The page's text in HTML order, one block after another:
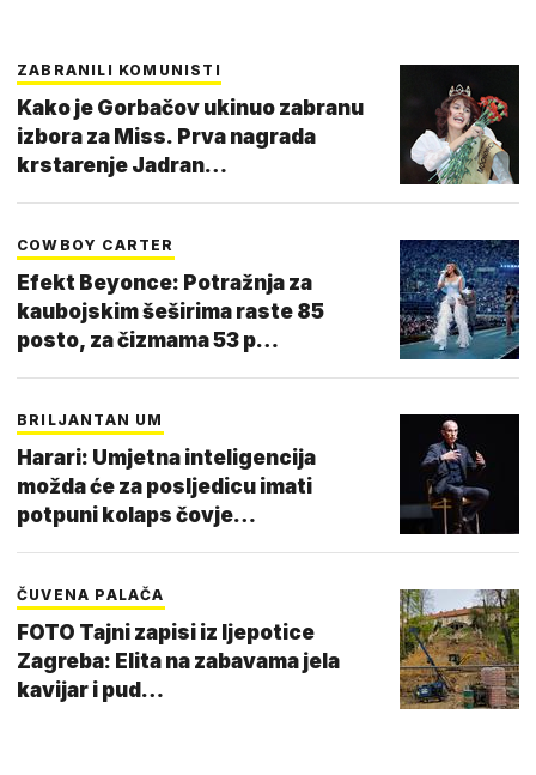
ZABRANILI KOMUNISTI
Kako je Gorbačov ukinuo zabranu
izbora za Miss. Prva nagrada
krstarenje Jadran…
COWBOY CARTER
Efekt Beyonce: Potražnja za
kaubojskim šeširima raste 85
posto, za čizmama 53 p…
BRILJANTAN UM
Harari: Umjetna inteligencija
možda će za posljedicu imati
potpuni kolaps čovje…
ČUVENA PALAČA
FOTO Tajni zapisi iz ljepotice
Zagreba: Elita na zabavama jela
kavijar i pud…